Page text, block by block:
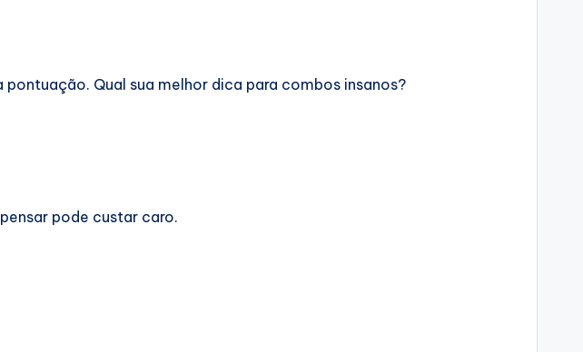
Qual sua melhor dica para combos insanos?
pode custar caro.